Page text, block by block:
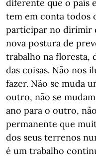
diferente que o país
tem em conta todos
participar no dirimir
nova postura de
trabalho na floresta,
das coisas. Não nos
fazer. Não se muda
outro, não se
ano para o outro,
permanente que
dos seus terrenos
é um trabalho